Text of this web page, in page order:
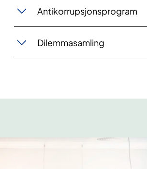
Antikorrupsjonsprogram
Dilemmasamling